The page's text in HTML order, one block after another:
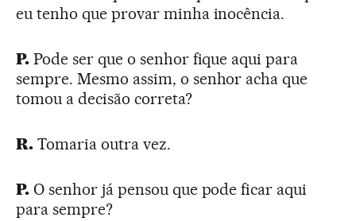
eu tenho que provar minha inocência.
P.Pode ser que o senhor fique aqui para
sempre. Mesmo assim, o senhor acha que
tomou a decisão correta?
R.Tomaria outra vez.
P.O senhor já pensou que pode ficar aqui
para sempre?